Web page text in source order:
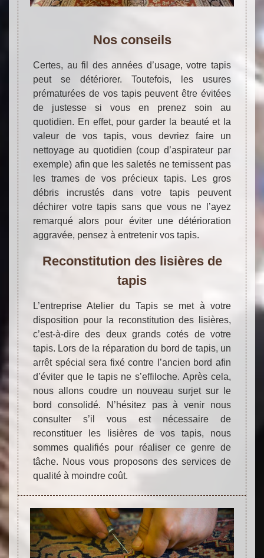
Nos conseils
Certes, au fil des années d’usage, votre tapis
peut se détériorer. Toutefois, les usures
prématurées de vos tapis peuvent être évitées
de justesse si vous en prenez soin au
quotidien. En effet, pour garder la beauté et la
valeur de vos tapis, vous devriez faire un
nettoyage au quotidien (coup d’aspirateur par
exemple) afin que les saletés ne ternissent pas
les trames de vos précieux tapis. Les gros
débris incrustés dans votre tapis peuvent
déchirer votre tapis sans que vous ne l’ayez
remarqué alors pour éviter une détérioration
aggravée, pensez à entretenir vos tapis.
Reconstitution des lisières de
tapis
L’entreprise Atelier du Tapis se met à votre
disposition pour la reconstitution des lisières,
c’est-à-dire des deux grands cotés de votre
tapis. Lors de la réparation du bord de tapis, un
arrêt spécial sera fixé contre l’ancien bord afin
d’éviter que le tapis ne s’effiloche. Après cela,
nous allons coudre un nouveau surjet sur le
bord consolidé. N’hésitez pas à venir nous
consulter s’il vous est nécessaire de
reconstituer les lisières de vos tapis, nous
sommes qualifiés pour réaliser ce genre de
tâche. Nous vous proposons des services de
qualité à moindre coût.